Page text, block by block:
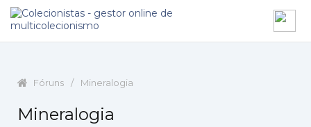
Fóruns / Mineralogia
Mineralogia